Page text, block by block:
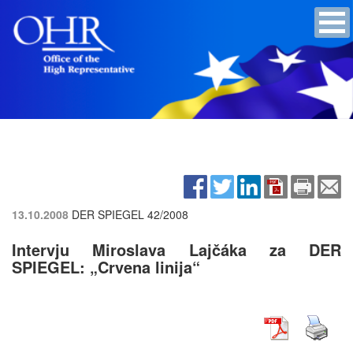
13.10.2008 DER SPIEGEL 42/2008
Intervju Miroslava Lajčáka za DER
SPIEGEL: „Crvena linija“